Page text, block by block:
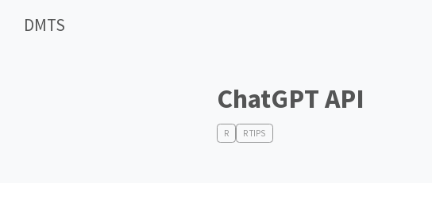
DMTS
ChatGPT API
R R TIPS